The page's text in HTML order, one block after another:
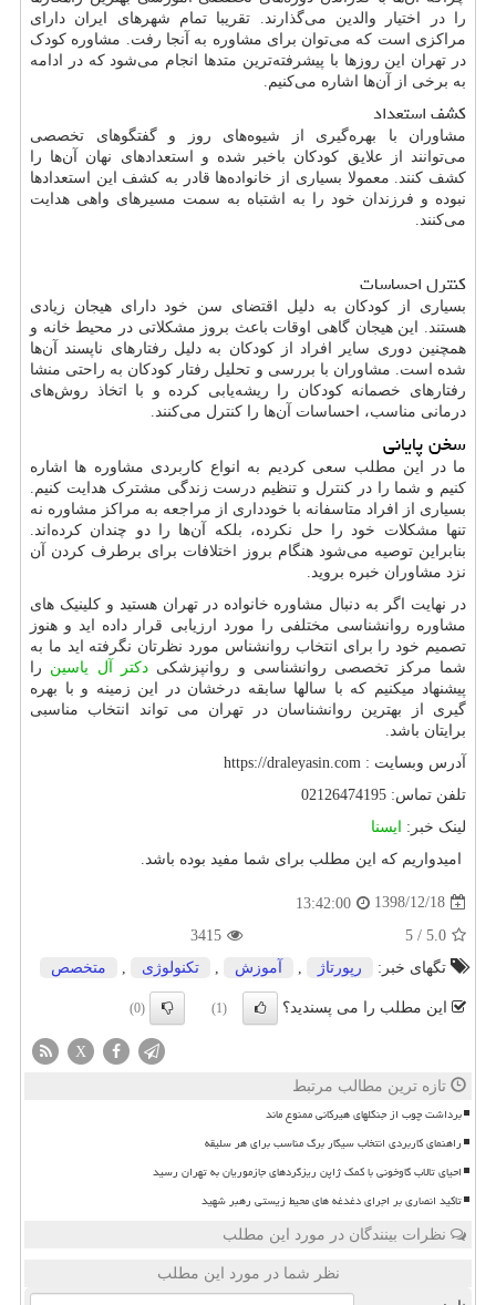
را در اختیار والدین می‌گذارند. تقریبا تمام شهرهای ایران دارای
مراکزی است که می‌توان برای مشاوره به آنجا رفت. مشاوره کودک
در تهران این روزها با پیشرفته‌ترین متدها انجام می‌شود که در ادامه
به برخی از آن‌ها اشاره می‌کنیم.
کشف استعداد
مشاوران با بهره‌گیری از شیوه‌های روز و گفتگوهای تخصصی
می‌توانند از علایق کودکان باخبر شده و استعدادهای نهان آن‌ها را
کشف کنند. معمولا بسیاری از خانواده‌ها قادر به کشف این استعدادها
نبوده و فرزندان خود را به اشتباه به سمت مسیرهای واهی هدایت
می‌کنند.
کنترل احساسات
بسیاری از کودکان به دلیل اقتضای سن خود دارای هیجان زیادی
هستند. این هیجان گاهی اوقات باعث بروز مشکلاتی در محیط خانه و
همچنین دوری سایر افراد از کودکان به دلیل رفتارهای ناپسند آن‌ها
شده است. مشاوران با بررسی و تحلیل رفتار کودکان به راحتی منشا
رفتارهای خصمانه کودکان را ریشه‌یابی کرده و با اتخاذ روش‌های
درمانی مناسب، احساسات آن‌ها را کنترل می‌کنند.
سخن پایانی
ما در این مطلب سعی کردیم به انواع کاربردی مشاوره ‌ها اشاره
کنیم و شما را در کنترل و تنظیم درست زندگی مشترک هدایت کنیم.
بسیاری از افراد متاسفانه با خودداری از مراجعه به مراکز مشاوره نه
تنها مشکلات خود را حل نکرده، بلکه آن‌ها را دو چندان کرده‌اند.
بنابراین توصیه می‌شود هنگام بروز اختلافات برای برطرف کردن آن
نزد مشاوران خبره بروید.
در نهایت اگر به دنبال مشاوره خانواده در تهران هستید و کلینیک های
مشاوره روانشناسی مختلفی را مورد ارزیابی قرار داده اید و هنوز
تصمیم خود را برای انتخاب روانشناس مورد نظرتان نگرفته اید ما به
شما مرکز تخصصی روانشناسی و روانپزشکی دکتر آل یاسین را
پیشنهاد میکنیم که با سالها سابقه درخشان در این زمینه و با بهره
گیری از بهترین روانشناسان در تهران می تواند انتخاب مناسبی
برایتان باشد.
آدرس وبسایت : https://draleyasin.com
تلفن تماس: 02126474195
لینک خبر: ایسنا
امیدواریم که این مطلب برای شما مفید بوده باشد.
1398/12/18
13:42:00
5.0
/
5
3415
تگهای خبر:
رپورتاژ آموزش تكنولوژی متخصص
این مطلب را می پسندید؟ (1)
(0)
X
تازه ترین مطالب مرتبط
برداشت چوب از جنگلهای هیرکانی ممنوع ماند
راهنمای کاربردی انتخاب سیگار برگ مناسب برای هر سلیقه
احیای تالاب گاوخونی با کمک ژاپن ریزگردهای جازموریان به تهران رسید
تاکید انصاری بر اجرای دغدغه های محیط زیستی رهبر شهید
نظرات بینندگان در مورد این مطلب
نظر شما در مورد این مطلب